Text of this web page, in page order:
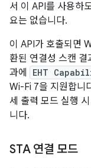
서 이 API를 사용하
요는 없습니다.
이 API가 호출되면
환된 연결성 스캔
과에
EHT
Wi-Fi 7을 지원합니
세 출력 모드 실행
니다.
STA 연결 모드